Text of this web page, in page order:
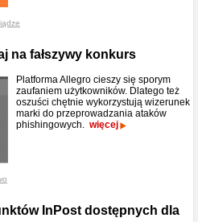
na fałszywy konkurs
Platforma Allegro cieszy się sporym
zaufaniem użytkowników. Dlatego też
oszuści chętnie wykorzystują wizerunek
marki do przeprowadzania ataków
phishingowych. więcej
InPost dostępnych dla